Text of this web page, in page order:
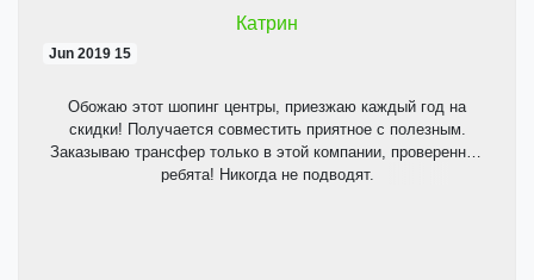
Катрин
15 Jun 2019
Обожаю этот шопинг центры, приезжаю каждый год на
скидки! Получается совместить приятное с полезным.
Заказываю трансфер только в этой компании, проверенные
ребята! Никогда не подводят.